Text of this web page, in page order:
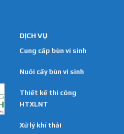
DỊCH VỤ
Cung cấp bùn vi sinh
Nuôi cấy bùn vi sinh
Thiết kế thi công
HTXLNT
Xử lý khí thải